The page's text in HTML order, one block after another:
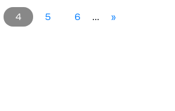
4 5 6 ... »